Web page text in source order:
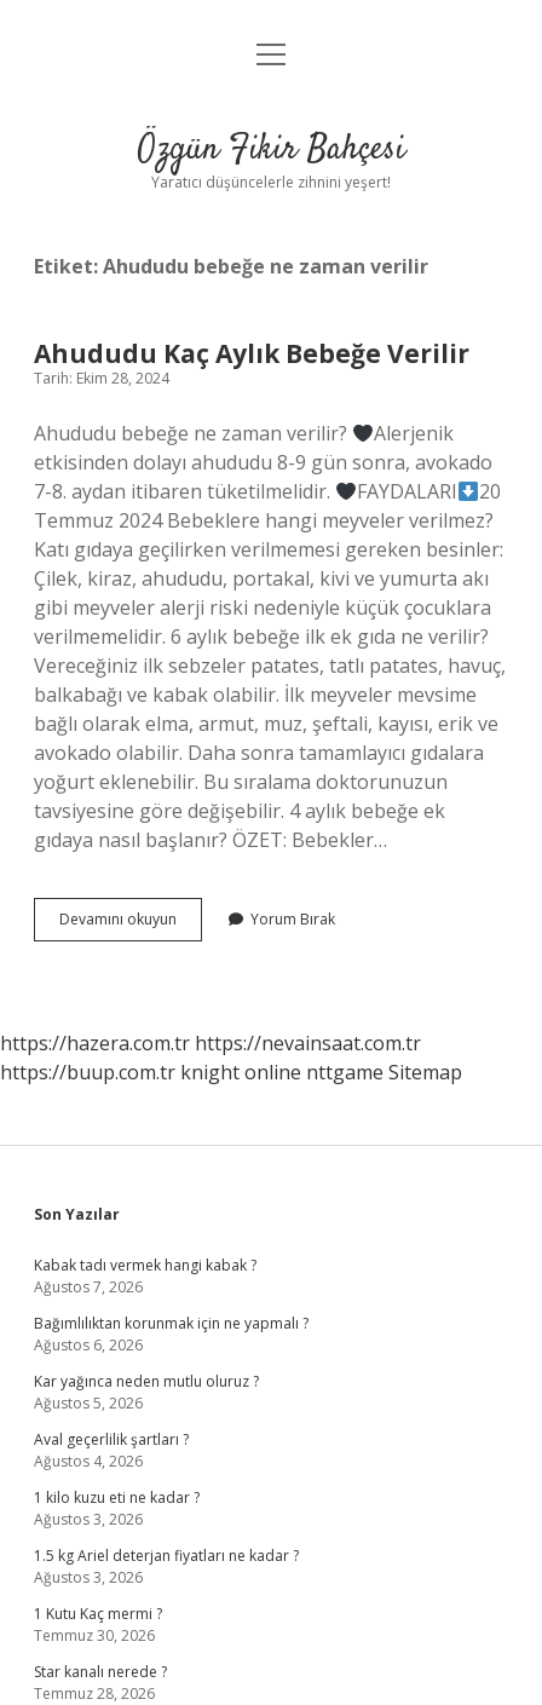
Anasayfa
Yasal Uyarı
menüyü
Özgün Fikir Bahçesi
Yaratıcı düşüncelerle zihnini yeşert!
Etiket:Ahududu bebeğe ne zaman verilir
Ahududu Kaç Aylık Bebeğe Verilir
Tarih: Ekim 28, 2024
Ahududu bebeğe ne zaman verilir?
Alerjenik
etkisinden dolayı ahududu 8-9 gün sonra, avokado
7-8. aydan itibaren tüketilmelidir.
FAYDALARI
20
Temmuz 2024 Bebeklere hangi meyveler verilmez?
Katı gıdaya geçilirken verilmemesi gereken besinler:
Çilek, kiraz, ahududu, portakal, kivi ve yumurta akı
gibi meyveler alerji riski nedeniyle küçük çocuklara
verilmemelidir. 6 aylık bebeğe ilk ek gıda ne verilir?
Vereceğiniz ilk sebzeler patates, tatlı patates, havuç,
balkabağı ve kabak olabilir. İlk meyveler mevsime
bağlı olarak elma, armut, muz, şeftali, kayısı, erik ve
avokado olabilir. Daha sonra tamamlayıcı gıdalara
yoğurt eklenebilir. Bu sıralama doktorunuzun
tavsiyesine göre değişebilir. 4 aylık bebeğe ek
gıdaya nasıl başlanır? ÖZET: Bebekler…
Devamını okuyun Ahududu
Kaç
Yorum Bırak
https://hazera.com.tr https://nevainsaat.com.tr
https://buup.com.tr knight online nttgame Sitemap
Sidebar
Son Yazılar
Kabak tadı vermek hangi kabak ?
Ağustos 7, 2026
Bağımlılıktan korunmak için ne yapmalı ?
Ağustos 6, 2026
Kar yağınca neden mutlu oluruz ?
Ağustos 5, 2026
Aval geçerlilik şartları ?
Ağustos 4, 2026
1 kilo kuzu eti ne kadar ?
Ağustos 3, 2026
1.5 kg Ariel deterjan fiyatları ne kadar ?
Ağustos 3, 2026
1 Kutu Kaç mermi ?
Temmuz 30, 2026
Star kanalı nerede ?
Temmuz 28, 2026